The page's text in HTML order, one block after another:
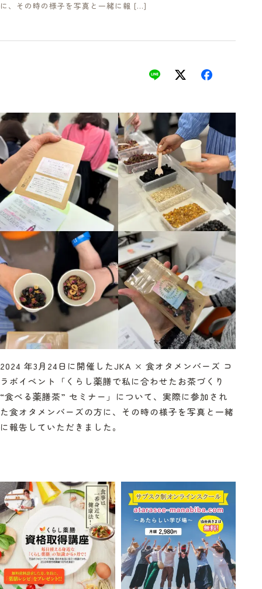
に、その時の様子を写真と一緒に報 […]
2024 年3月24日に開催したJKA × 食オタメンバーズ コ
ラボイベント「くらし薬膳で私に合わせたお茶づくり
“食べる薬膳茶” セミナー」について、実際に参加され
た食オタメンバーズの方に、その時の様子を写真と一緒
に報告していただきました。